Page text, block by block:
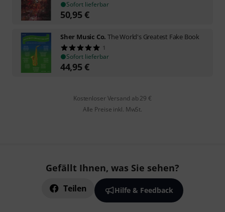
Sofort lieferbar
50,95€
Sher Music Co. The World's Greatest Fake Book
1
Sofort lieferbar
44,95€
Kostenloser Versand ab 29 €
Alle Preise inkl. MwSt.
Gefällt Ihnen, was Sie sehen?
Teilen Hilfe & Feedback